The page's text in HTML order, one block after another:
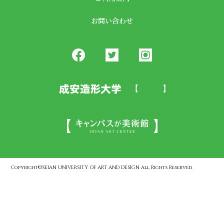
お問い合わせ
Copyright©SEIAN UNIVERSITY OF ART AND DESIGN All Rights Reserved.